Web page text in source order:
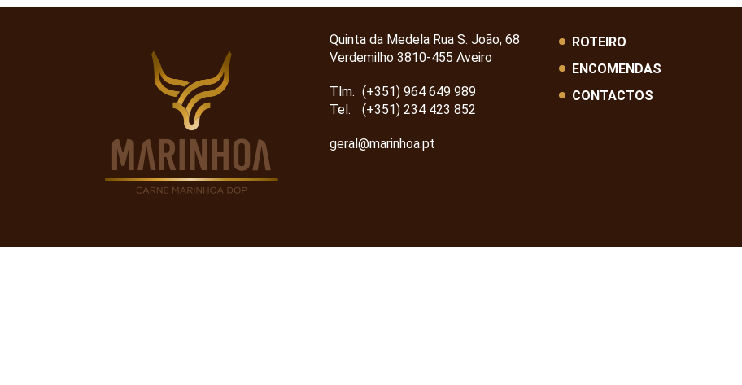
Quinta da Medela Rua S. João, 68
Verdemilho 3810-455 Aveiro
Tlm. (+351) 964 649 989
Tel.
(+351) 234 423 852
geral@marinhoa.pt
ROTEIRO
ENCOMENDAS
CONTACTOS